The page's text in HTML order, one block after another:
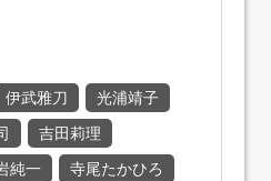
伊武雅刀
光浦靖子
吉田莉理
純一
寺尾たかひろ